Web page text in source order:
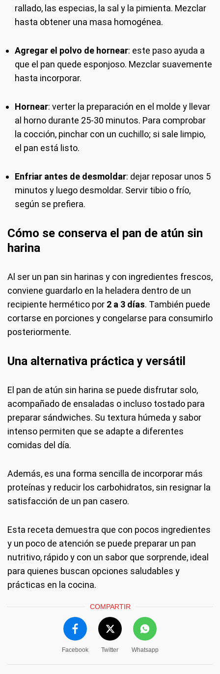
rallado, las especias, la sal y la pimienta. Mezclar
hasta obtener una masa homogénea.
Agregar el polvo de hornear: este paso ayuda a
que el pan quede esponjoso. Mezclar suavemente
hasta incorporar.
Hornear: verter la preparación en el molde y llevar
al horno durante 25-30 minutos. Para comprobar
la cocción, pinchar con un cuchillo; si sale limpio,
el pan está listo.
Enfriar antes de desmoldar: dejar reposar unos 5
minutos y luego desmoldar. Servir tibio o frío,
según se prefiera.
Cómo se conserva el pan de atún sin
harina
Al ser un pan sin harinas y con ingredientes frescos,
conviene guardarlo en la heladera dentro de un
recipiente hermético por 2 a 3 días. También puede
cortarse en porciones y congelarse para consumirlo
posteriormente.
Una alternativa práctica y versátil
El pan de atún sin harina se puede disfrutar solo,
acompañado de ensaladas o incluso tostado para
preparar sándwiches. Su textura húmeda y sabor
intenso permiten que se adapte a diferentes
comidas del día.
Además, es una forma sencilla de incorporar más
proteínas y reducir los carbohidratos, sin resignar la
satisfacción de un pan casero.
Esta receta demuestra que con pocos ingredientes
y un poco de atención se puede preparar un pan
nutritivo, rápido y con un sabor que sorprende, ideal
para quienes buscan opciones saludables y
prácticas en la cocina.
COMPARTIR
Facebook Twitter Whatsapp